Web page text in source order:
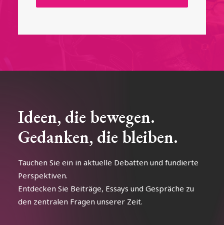
Ideen, die bewegen.
Gedanken, die bleiben.
Tauchen Sie ein in aktuelle Debatten und fundierte
Perspektiven.
Entdecken Sie Beiträge, Essays und Gespräche zu
den zentralen Fragen unserer Zeit.